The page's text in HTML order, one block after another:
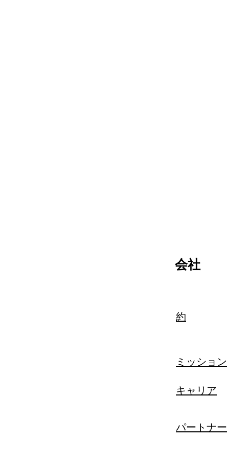
会社
約
ミッション
キャリア
パートナー